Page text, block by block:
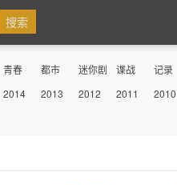
青春 都市 迷你剧 谍战 记录
冒险 传记 丧尸
情景喜
2014 2013 2012 2011 2010